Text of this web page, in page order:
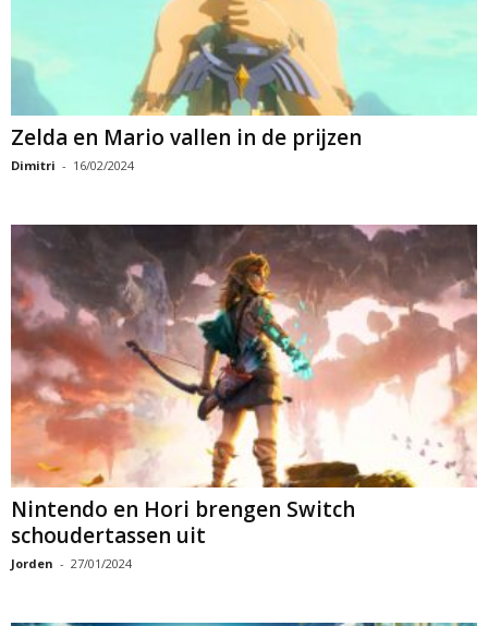
Zelda en Mario vallen in de prijzen
Dimitri - 16/02/2024
Nintendo en Hori brengen Switch
schoudertassen uit
Jorden - 27/01/2024